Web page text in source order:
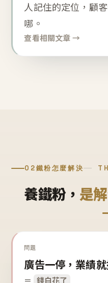
人記住的定位，顧
哪。
查看相關文章 →
02鐵粉怎麼解決
養鐵粉， 是
問題
廣告一停，業績就
＝ 錢白花了